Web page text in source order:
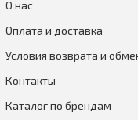
О нас
Оплата и доставка
Условия возврата и
Контакты
Каталог по брендам